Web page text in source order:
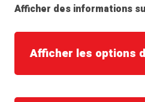
Afficher des informations
Afficher les options